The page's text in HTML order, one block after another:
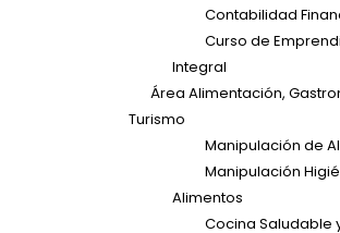
Contabilidad
Curso de
Integral
Área Alimentación,
Turismo
Manipulación de
Manipulación
Alimentos
Cocina Saludable